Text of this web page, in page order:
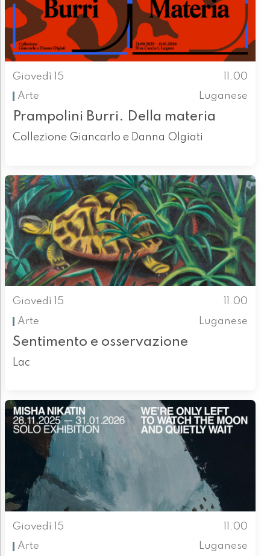
Giovedì 15
11.00
Arte
Luganese
Prampolini Burri. Della materia
Collezione Giancarlo e Danna Olgiati
Giovedì 15
11.00
Arte
Luganese
Sentimento e osservazione
Lac
Giovedì 15
11.00
Arte
Luganese